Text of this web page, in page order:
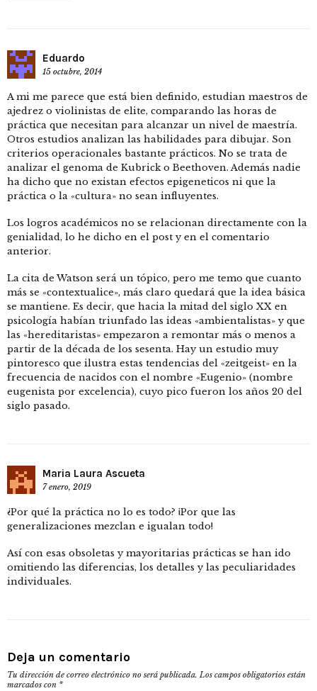
Eduardo
15 octubre, 2014
A mi me parece que está bien definido, estudian maestros de
ajedrez o violinistas de elite, comparando las horas de
práctica que necesitan para alcanzar un nivel de maestría.
Otros estudios analizan las habilidades para dibujar. Son
criterios operacionales bastante prácticos. No se trata de
analizar el genoma de Kubrick o Beethoven. Además nadie
ha dicho que no existan efectos epigeneticos ni que la
práctica o la «cultura» no sean influyentes.
Los logros académicos no se relacionan directamente con la
genialidad, lo he dicho en el post y en el comentario
anterior.
La cita de Watson será un tópico, pero me temo que cuanto
más se «contextualice», más claro quedará que la idea básica
se mantiene. Es decir, que hacia la mitad del siglo XX en
psicología habían triunfado las ideas «ambientalistas» y que
las «hereditaristas» empezaron a remontar más o menos a
partir de la década de los sesenta. Hay un estudio muy
pintoresco que ilustra estas tendencias del «zeitgeist» en la
frecuencia de nacidos con el nombre «Eugenio» (nombre
eugenista por excelencia), cuyo pico fueron los años 20 del
siglo pasado.
Maria Laura Ascueta
7 enero, 2019
¿Por qué la práctica no lo es todo? ¡Por que las
generalizaciones mezclan e igualan todo!
Así con esas obsoletas y mayoritarias prácticas se han ido
omitiendo las diferencias, los detalles y las peculiaridades
individuales.
Deja un comentario
Tu dirección de correo electrónico no será publicada. Los campos obligatorios están
marcados con *